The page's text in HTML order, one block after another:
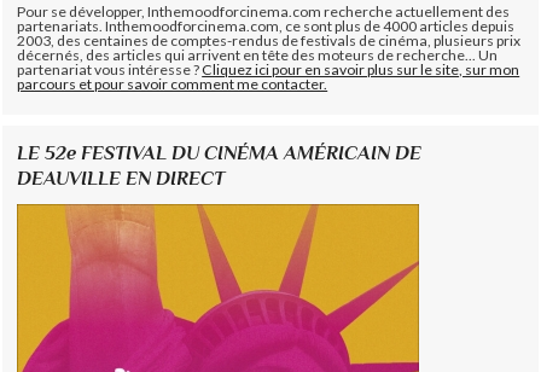
Pour se développer, Inthemoodforcinema.com recherche actuellement des
partenariats. Inthemoodforcinema.com, ce sont plus de 4000 articles depuis
2003, des centaines de comptes-rendus de festivals de cinéma, plusieurs prix
décernés, des articles qui arrivent en tête des moteurs de recherche... Un
partenariat vous intéresse ?Cliquez ici pour en savoir plus sur le site, sur mon
parcours et pour savoir comment me contacter.
LE 52e FESTIVAL DU CINÉMA AMÉRICAIN DE
DEAUVILLE EN DIRECT